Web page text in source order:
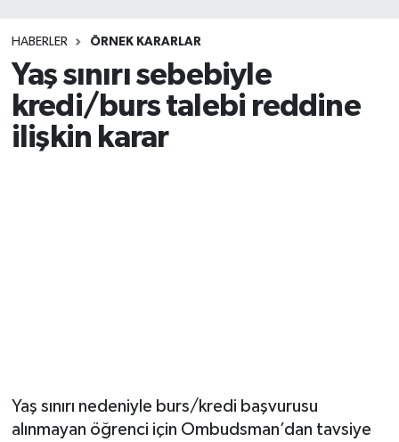
HABERLER ÖRNEK KARARLAR
Yaş sınırı sebebiyle
kredi/burs talebi reddine
ilişkin karar
Yaş sınırı nedeniyle burs/kredi başvurusu
alınmayan öğrenci için Ombudsman’dan tavsiye